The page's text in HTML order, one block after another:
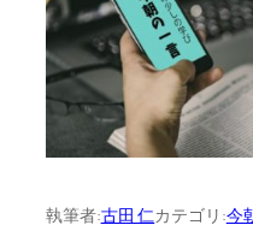
執筆者:古田 仁カテゴリ:今